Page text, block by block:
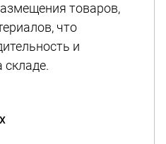
товаров,
что
и
складе.